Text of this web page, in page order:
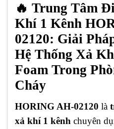
🔥 Trung Tâm
Khí 1 Kênh
02120: Giải
Hệ Thống Xả
Foam Trong
Cháy
HORING AH-02120 là
xả khí 1 kênh chuyên